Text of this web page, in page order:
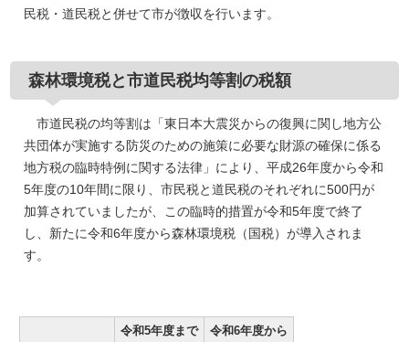
民税・道民税と併せて市が徴収を行います。
森林環境税と市道民税均等割の税額
市道民税の均等割は「東日本大震災からの復興に関し地方公
共団体が実施する防災のための施策に必要な財源の確保に係る
地方税の臨時特例に関する法律」により、平成26年度から令和
5年度の10年間に限り、市民税と道民税のそれぞれに500円が
加算されていましたが、この臨時的措置が令和5年度で終了
し、新たに令和6年度から森林環境税（国税）が導入されま
す。
令和5年度まで 令和6年度から